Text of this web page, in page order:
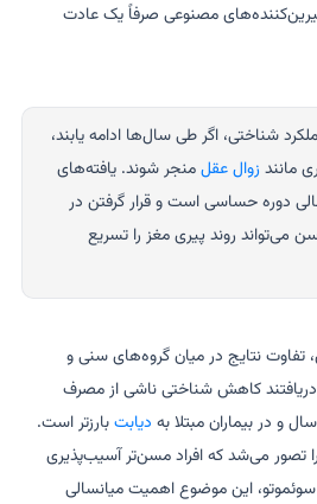
مصنوعی صرفاً یک عادت
شناختی، اگر طی سال‌ها ادامه یابند،
مانند زوال عقلمنجر شوند. یافته‌های
دوره حساسی است و قرار گرفتن در
می‌تواند روند پیری مغز را تسریع
نتایج در میان گروه‌های سنی و
کاهش شناختی ناشی از مصرف
دیابتبارزتر است.
تصور می‌شد که افراد مسن‌تر آسیب‌پذیری
این موضوع اهمیت میانسالی